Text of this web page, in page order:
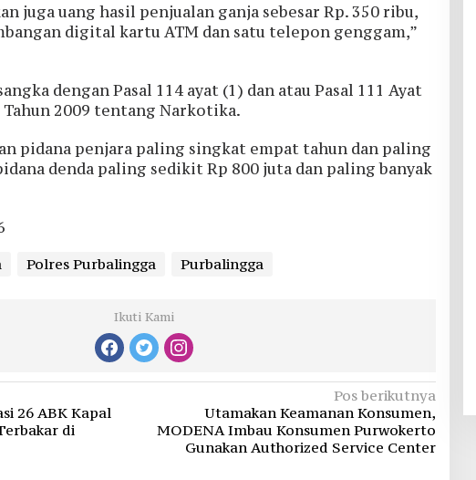
juga uang hasil penjualan ganja sebesar Rp. 350 ribu,
digital kartu ATM dan satu telepon genggam,”
dengan Pasal 114 ayat (1) dan atau Pasal 111 Ayat
Tahun 2009 tentang Narkotika.
pidana penjara paling singkat empat tahun dan paling
denda paling sedikit Rp 800 juta dan paling banyak
Polres Purbalingga Purbalingga
Ikuti Kami
26 ABK Kapal
di
Pos berikutnya
Utamakan Keamanan Konsumen,
MODENA Imbau Konsumen Purwokerto
Gunakan Authorized Service Center